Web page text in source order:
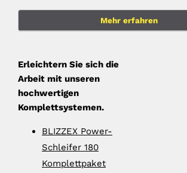
Mehr erfahren
Erleichtern Sie sich die
Arbeit mit unseren
hochwertigen
Komplettsystemen.
BLIZZEX Power-
Schleifer 180
Komplettpaket